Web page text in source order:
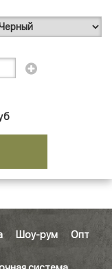
Шоу-рум
Опт